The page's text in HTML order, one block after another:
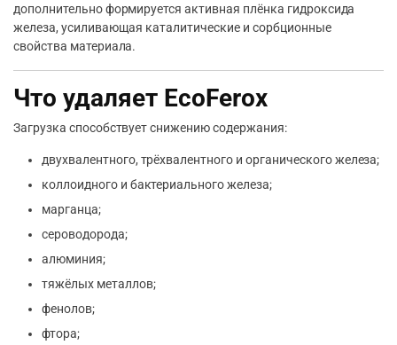
дополнительно формируется активная плёнка гидроксида
железа, усиливающая каталитические и сорбционные
свойства материала.
Что удаляет EcoFerox
Загрузка способствует снижению содержания:
двухвалентного, трёхвалентного и органического железа;
коллоидного и бактериального железа;
марганца;
сероводорода;
алюминия;
тяжёлых металлов;
фенолов;
фтора;